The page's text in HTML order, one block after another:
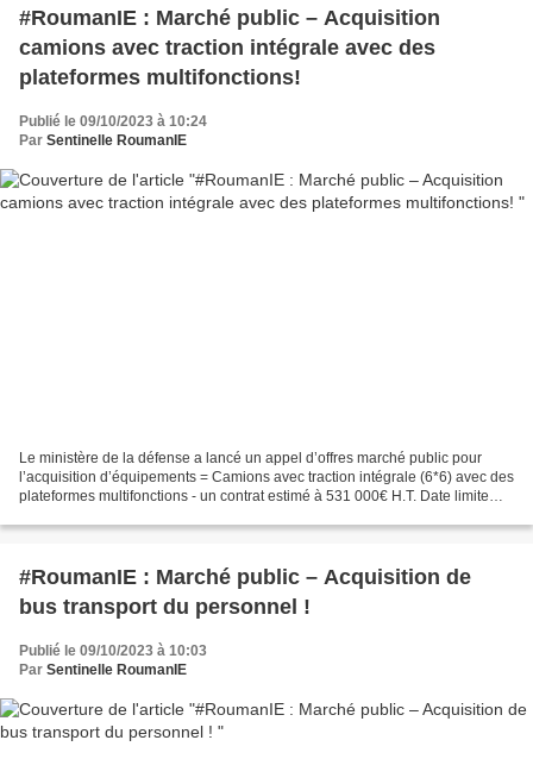
#RoumanIE : Marché public – Acquisition
camions avec traction intégrale avec des
plateformes multifonctions!
Publié le 09/10/2023 à 10:24
Par Sentinelle RoumanIE
Le ministère de la défense a lancé un appel d’offres marché public pour
l’acquisition d’équipements = Camions avec traction intégrale (6*6) avec des
plateformes multifonctions - un contrat estimé à 531 000€ H.T. Date limite
#RoumanIE : Marché public – Acquisition de
bus transport du personnel !
Publié le 09/10/2023 à 10:03
Par Sentinelle RoumanIE